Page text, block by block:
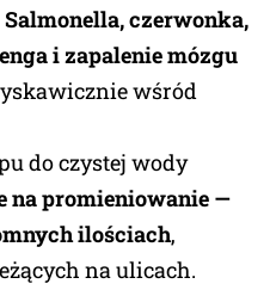
Salmonella, czerwonka,
i zapalenie mózgu
wśród
do czystej wody
na promieniowanie —
ilościach,
na ulicach.